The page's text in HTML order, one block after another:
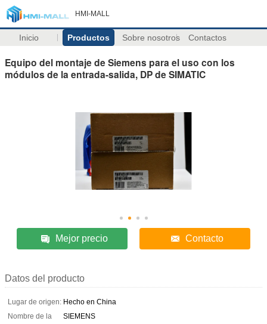
HMI-MALL
Inicio Productos Sobre nosotros Contactos
Equipo del montaje de Siemens para el uso con los
módulos de la entrada-salida, DP de SIMATIC
Mejor precio Contacto
Datos del producto
Lugar de origen: Hecho en China
Nombre de la
SIEMENS